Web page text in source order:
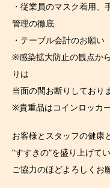
・従業員のマスク着用
管理の徹底
・テーブル会計のお願い
※感染拡大防止の観点か
りは
当面の間お断りしており
※貴重品はコインロッカ
お客様とスタッフの健康
“すすきの“を盛り上げてい
ご協力のほどよろしくお